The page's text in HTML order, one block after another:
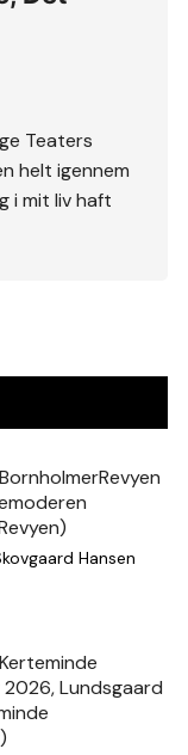
Teaters
helt igennem
i mit liv haft
Hansen
Lundsgaard